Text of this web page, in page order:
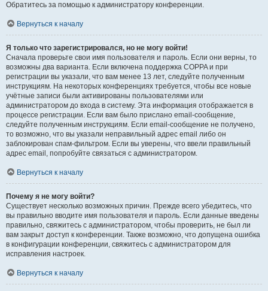
Обратитесь за помощью к администратору конференции.
Вернуться к началу
Я только что зарегистрировался, но не могу войти!
Сначала проверьте свои имя пользователя и пароль. Если они верны, то
возможны два варианта. Если включена поддержка COPPA и при
регистрации вы указали, что вам менее 13 лет, следуйте полученным
инструкциям. На некоторых конференциях требуется, чтобы все новые
учётные записи были активированы пользователями или
администратором до входа в систему. Эта информация отображается в
процессе регистрации. Если вам было прислано email-сообщение,
следуйте полученным инструкциям. Если email-сообщение не получено,
то возможно, что вы указали неправильный адрес email либо он
заблокирован спам-фильтром. Если вы уверены, что ввели правильный
адрес email, попробуйте связаться с администратором.
Вернуться к началу
Почему я не могу войти?
Существует несколько возможных причин. Прежде всего убедитесь, что
вы правильно вводите имя пользователя и пароль. Если данные введены
правильно, свяжитесь с администратором, чтобы проверить, не был ли
вам закрыт доступ к конференции. Также возможно, что допущена ошибка
в конфигурации конференции, свяжитесь с администратором для
исправления настроек.
Вернуться к началу